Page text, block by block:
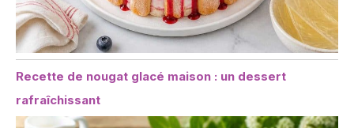
Recette de nougat glacé maison : un dessert
rafraîchissant